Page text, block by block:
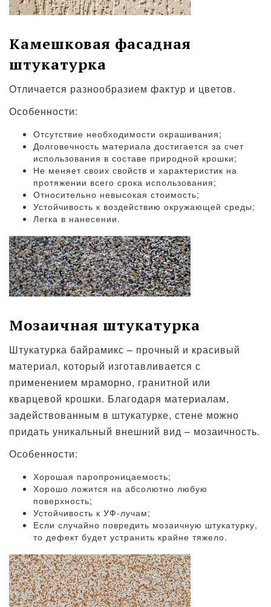
Камешковая фасадная
штукатурка
Отличается разнообразием фактур и цветов.
Особенности:
Отсутствие необходимости окрашивания;
Долговечность материала достигается за счет
использования в составе природной крошки;
Не меняет своих свойств и характеристик на
протяжении всего срока использования;
Относительно невысокая стоимость;
Устойчивость к воздействию окружающей среды;
Легка в нанесении.
Мозаичная штукатурка
Штукатурка байрамикс – прочный и красивый
материал, который изготавливается с
применением мраморно, гранитной или
кварцевой крошки. Благодаря материалам,
задействованным в штукатурке, стене можно
придать уникальный внешний вид – мозаичность.
Особенности:
Хорошая паропроницаемость;
Хорошо ложится на абсолютно любую
поверхность;
Устойчивость к УФ-лучам;
Если случайно повредить мозаичную штукатурку,
то дефект будет устранить крайне тяжело.